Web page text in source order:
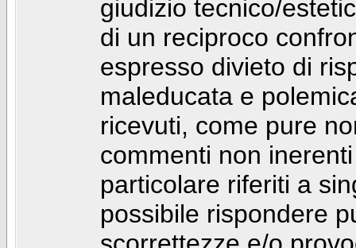
giudizio tecnico/
di un reciproco
espresso divieto di
maleducata e
ricevuti, come pure
commenti non
particolare riferiti a
possibile rispondere